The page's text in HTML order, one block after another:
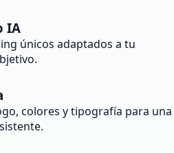
IA
únicos adaptados a tu
colores y tipografía para una